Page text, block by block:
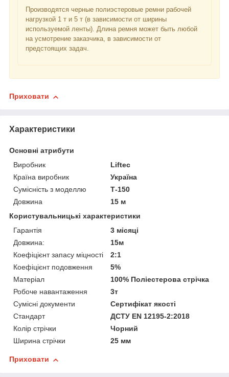
Производятся черные полиэстеровые ремни рабочей
нагрузкой 1 т и 5 т (в зависимости от ширины
используемой ленты). Длина ремня может быть любой
на усмотрение заказчика, в зависимости от
предстоящих задач.
Приховати
Характеристики
Основні атрибути
Виробник
Liftec
Країна виробник
Україна
Сумісність з моделлю
Т-150
Довжина
15 м
Користувальницькі характеристики
Гарантія
3 місяці
Довжина:
15м
Коефіцієнт запасу міцності
2:1
Коефіцієнт подовження
5%
Матеріал
100% Поліестерова стрічка
Робоче навантаження
3т
Сумісні документи
Сертифікат якості
Стандарт
ДСТУ EN 12195-2:2018
Колір стрічки
Чорний
Ширина стрічки
25 мм
Приховати